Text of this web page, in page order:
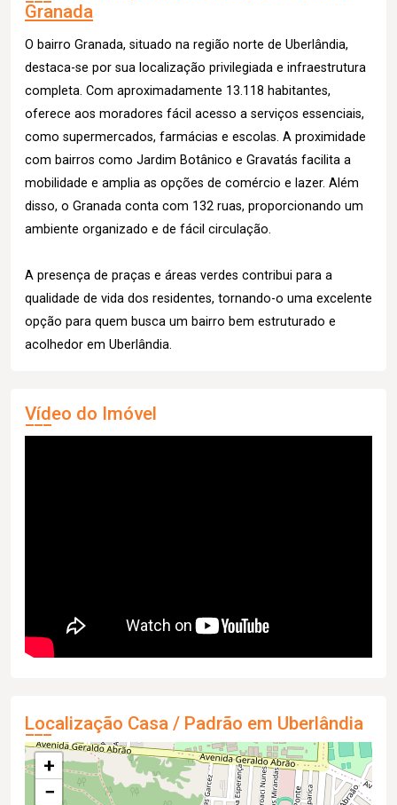
Granada
O bairro Granada, situado na região norte de Uberlândia,
destaca-se por sua localização privilegiada e infraestrutura
completa. Com aproximadamente 13.118 habitantes,
oferece aos moradores fácil acesso a serviços essenciais,
como supermercados, farmácias e escolas. A proximidade
com bairros como Jardim Botânico e Gravatás facilita a
mobilidade e amplia as opções de comércio e lazer. Além
disso, o Granada conta com 132 ruas, proporcionando um
ambiente organizado e de fácil circulação.
A presença de praças e áreas verdes contribui para a
qualidade de vida dos residentes, tornando-o uma excelente
opção para quem busca um bairro bem estruturado e
acolhedor em Uberlândia.
Vídeo do Imóvel
Localização Casa / Padrão em Uberlândia
+
−